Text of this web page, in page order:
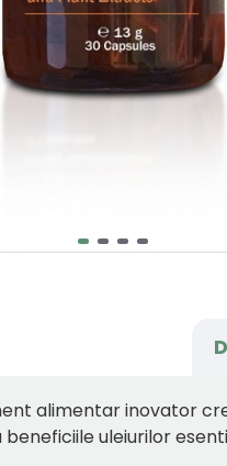
alimentar inovator
uleiurilor